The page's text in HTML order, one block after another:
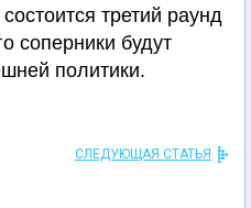
третий раунд
соперники будут
политики.
СЛЕДУЮЩАЯ СТАТЬЯ